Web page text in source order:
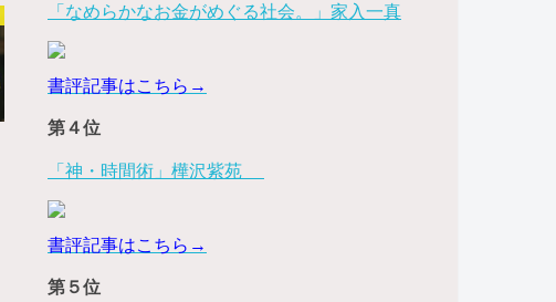
「なめらかなお金がめぐる社会。」家入一真
書評記事はこちら→
第４位
「神・時間術」樺沢紫苑
書評記事はこちら→
第５位